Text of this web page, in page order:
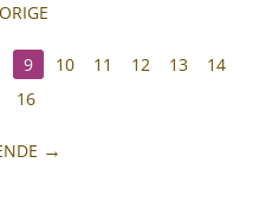
9 10 11 12 13
14
16